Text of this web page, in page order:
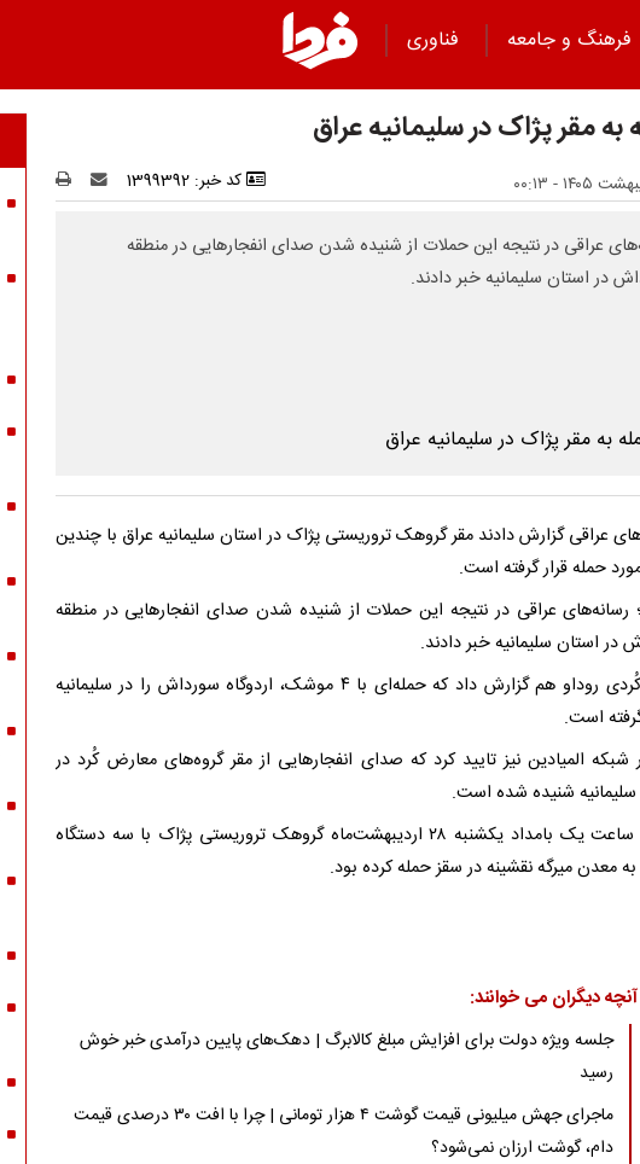
فرهنگ و جامعه فناوری
به مقر پژاک در سلیمانیه عراق
کد خبر: 1399392
عراقی در نتیجه این حملات از شنیده شدن صدای انفجارهایی در منطقه
در استان سلیمانیه خبر دادند.
عراقی گزارش دادند مقر گروهک تروریستی پژاک در استان سلیمانیه عراق با چندین
حمله قرار گرفته است.
عراقی در نتیجه این حملات از شنیده شدن صدای انفجارهایی در منطقه
در استان سلیمانیه خبر دادند.
شبکه کُردی روداو هم گزارش داد که حمله‌ای با ۴ موشک، اردوگاه سورداش را در سلیمانیه
است.
شبکه المیادین نیز تایید کرد که صدای انفجارهایی از مقر گروه‌های معارض کُرد در
شنیده شده است.
حوالی ساعت یک بامداد یکشنبه ۲۸ اردیبهشت‌ماه گروهک تروریستی پژاک با سه دستگاه
معدن میرگه نقشینه در سقز حمله کرده بود.
آنچه دیگران می خوانند:
جلسه ویژه دولت برای افزایش مبلغ کالابرگ | دهک‌های پایین درآمدی خبر خوش
رسید
ماجرای جهش میلیونی قیمت گوشت ۴ هزار تومانی | چرا با افت ۳۰ درصدی قیمت
دام، گوشت ارزان نمی‌شود؟